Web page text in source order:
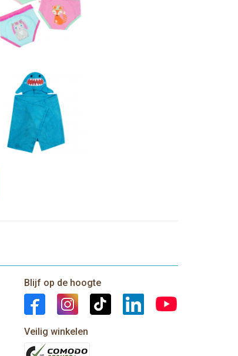
Blijf op de hoogte
Veilig winkelen